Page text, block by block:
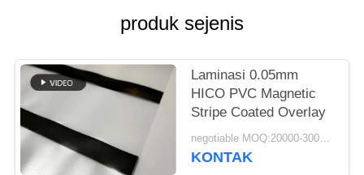
PRIVACY
POLICY
produk sejenis
Laminasi 0.05mm
HICO PVC Magnetic
Stripe Coated Overlay
negotiable MOQ:20000-30000 lembar
KONTAK